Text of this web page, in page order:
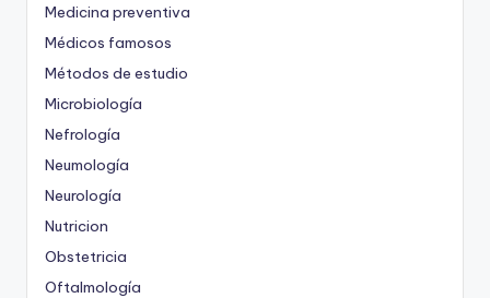
Medicina preventiva
Médicos famosos
Métodos de estudio
Microbiología
Nefrología
Neumología
Neurología
Nutricion
Obstetricia
Oftalmología